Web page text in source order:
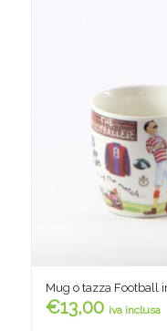
Mug o tazza Football
€13,00 iva inclusa